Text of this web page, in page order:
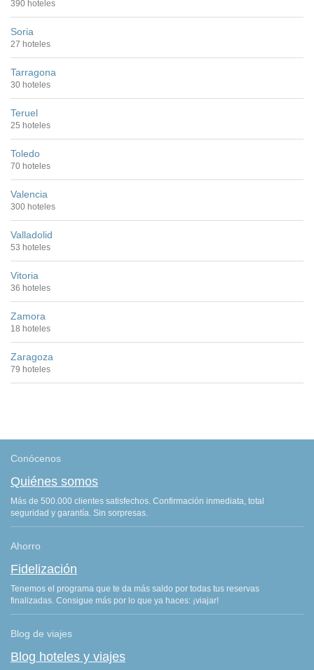
390 hoteles
Soria
27 hoteles
Tarragona
30 hoteles
Teruel
25 hoteles
Toledo
70 hoteles
Valencia
300 hoteles
Valladolid
53 hoteles
Vitoria
36 hoteles
Zamora
18 hoteles
Zaragoza
79 hoteles
Conócenos
Quiénes somos
Más de 500.000 clientes satisfechos. Confirmación inmediata, total
seguridad y garantía. Sin sorpresas.
Ahorro
Fidelización
Tenemos el programa que te da más saldo por todas tus reservas
finalizadas. Consigue más por lo que ya haces: ¡viajar!
Blog de viajes
Blog hoteles y viajes